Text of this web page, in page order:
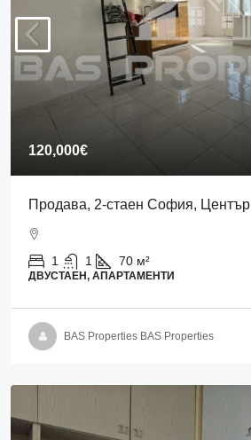
120,000€
Продава, 2-стаен София, Център
1 1 70 м²
ДВУСТАЕН, АПАРТАМЕНТИ
BAS Properties BAS Properties